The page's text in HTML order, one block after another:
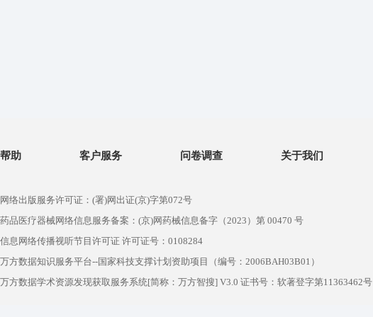
帮助 客户服务 问卷调查 关于我们
网络出版服务许可证：(署)网出证(京)字第072号
药品医疗器械网络信息服务备案：(京)网药械信息备字（2023）第 00470 号
信息网络传播视听节目许可证 许可证号：0108284
万方数据知识服务平台--国家科技支撑计划资助项目（编号：2006BAH03B01）
万方数据学术资源发现获取服务系统[简称：万方智搜] V3.0 证书号：软著登字第11363462号